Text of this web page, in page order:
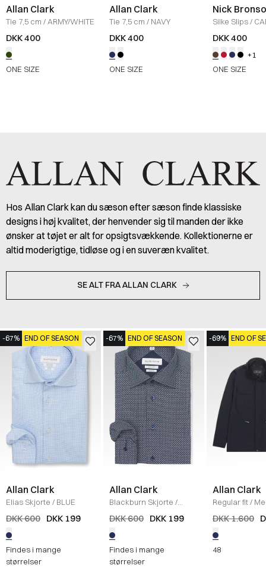
Allan Clark
Tie 7,5 cm / ARMY/WHITE
DKK 400
ONE SIZE
Allan Clark
Tie 7,5 cm / NAVY
DKK 400
ONE SIZE
Nick
Silke Slips/
DKK 400
+1
ONE SIZE
Hos Allan Clark kan du sæson efter sæson finde klassiske
designs i høj kvalitet, der henvender sig til manden der ikke
ønsker at tøjet er alt for opsigtsvækkende. Kollektionerne er
altid moderigtige, tidløse og i en suveræn kvalitet.
SE ALT FRA ALLAN CLARK
-67% END OF SEASON
Allan Clark
Elias Skjorte / BLUE
DKK 600 DKK 199
Findes i mange
størrelser
-67% END OF SEASON
Allan Clark
Blackburn Skjorte /
NAVY/WHITE
DKK 600 DKK 199
Findes i mange
størrelser
-69% END OF
Allan Clark
Regular fit/
Jakke
NAVY
DKK 1.600
48